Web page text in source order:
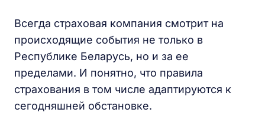
Всегда страховая компания смотрит на
происходящие события не только в
Республике Беларусь, но и за ее
пределами. И понятно, что правила
страхования в том числе адаптируются к
сегодняшней обстановке.